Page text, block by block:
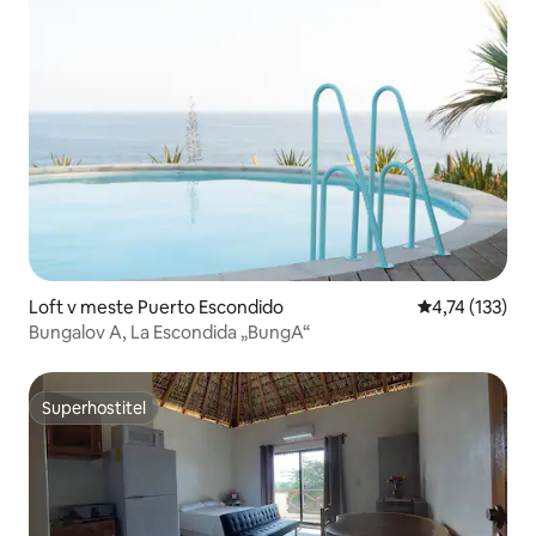
Loft v meste Puerto Escondido Priemerné
4,74 (133)
Bungalov A, La Escondida „BungA“
Superhostiteľ
Superhostiteľ